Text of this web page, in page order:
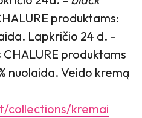
produktams:
Lapkričio 24 d. –
CHALURE produktams
nuolaida. Veido kremą
collections/kremai